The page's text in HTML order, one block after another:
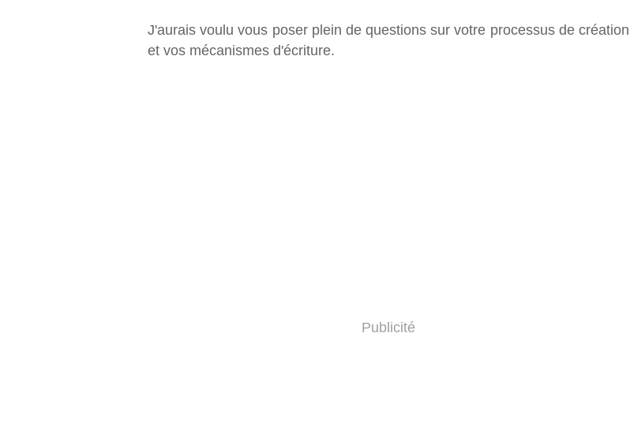
J'aurais voulu vous poser plein de questions sur votre processus de création
et vos mécanismes d'écriture.
Publicité